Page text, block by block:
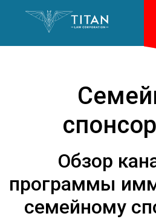
Обзор
программы
семейному